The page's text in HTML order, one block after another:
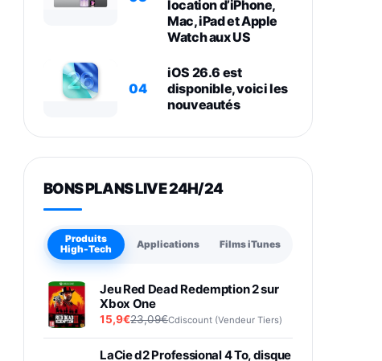
location d’iPhone,
Mac, iPad et Apple
Watch aux US
04
iOS 26.6 est
disponible, voici les
nouveautés
BONS PLANS LIVE 24H/24
Produits
High-Tech
Applications Films iTunes
Jeu Red Dead Redemption 2 sur
Xbox One
15,9€23,09€Cdiscount (Vendeur Tiers)
LaCie d2 Professional 4 To, disque